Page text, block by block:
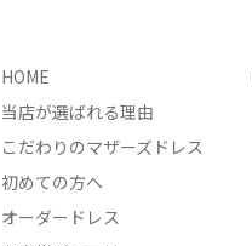
HOME
当店が選ばれる理由
こだわりのマザーズドレス
初めての方へ
オーダードレス